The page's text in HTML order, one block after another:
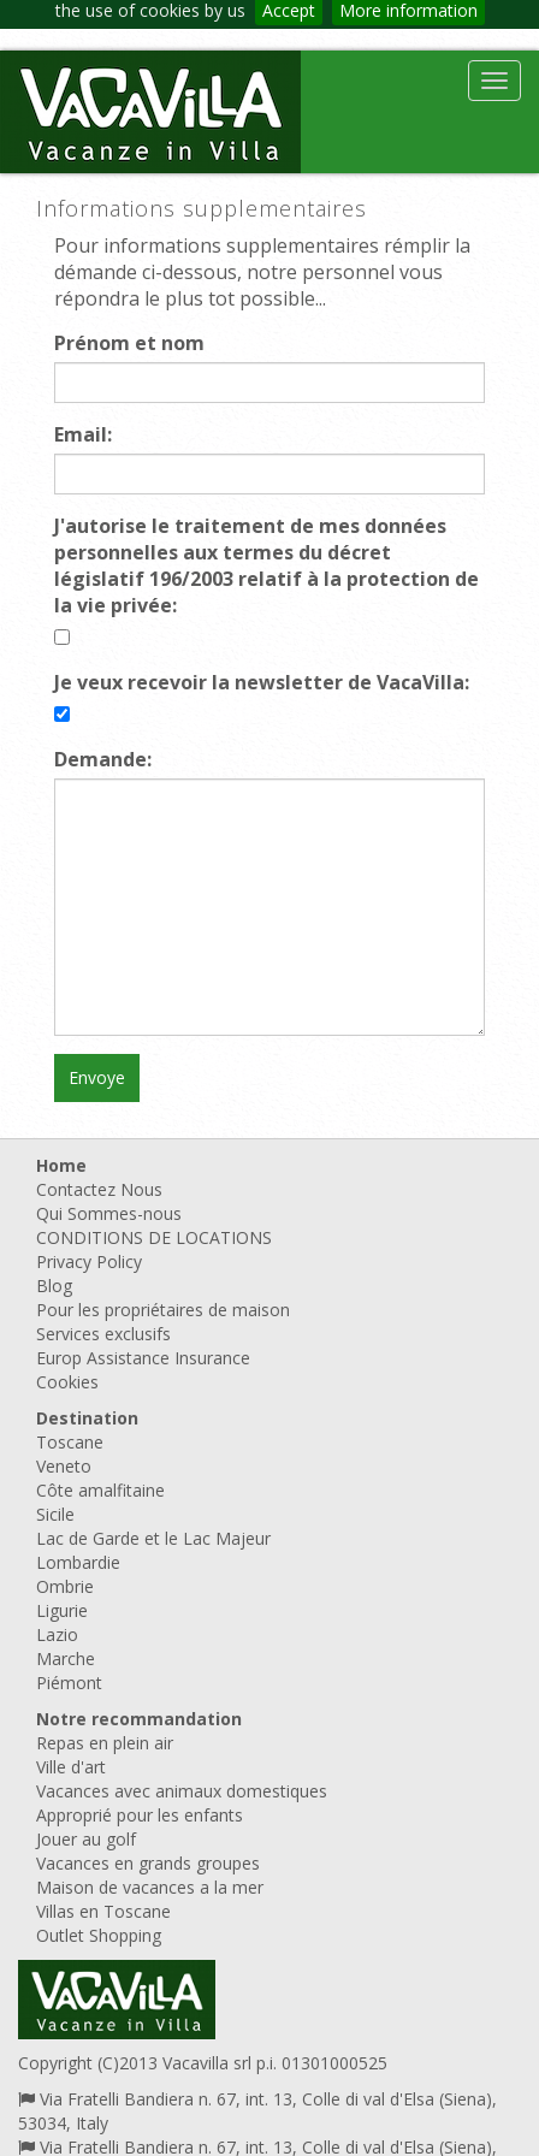
the use of cookies by us Accept More information
Informations supplementaires
Pour informations supplementaires rémplir la
démande ci-dessous, notre personnel vous
répondra le plus tot possible...
Prénom et nom
Email:
J'autorise le traitement de mes données
personnelles aux termes du décret
législatif 196/2003 relatif à la protection de
la vie privée:
Je veux recevoir la newsletter de VacaVilla:
Demande:
Home
Contactez Nous
Qui Sommes-nous
CONDITIONS DE LOCATIONS
Privacy Policy
Blog
Pour les propriétaires de maison
Services exclusifs
Europ Assistance Insurance
Cookies
Destination
Toscane
Veneto
Côte amalfitaine
Sicile
Lac de Garde et le Lac Majeur
Lombardie
Ombrie
Ligurie
Lazio
Marche
Piémont
Notre recommandation
Repas en plein air
Ville d'art
Vacances avec animaux domestiques
Approprié pour les enfants
Jouer au golf
Vacances en grands groupes
Maison de vacances a la mer
Villas en Toscane
Outlet Shopping
Copyright (C)2013 Vacavilla srl p.i. 01301000525
Via Fratelli Bandiera n. 67, int. 13, Colle di val d'Elsa (Siena),
53034, Italy
Via Fratelli Bandiera n. 67, int. 13, Colle di val d'Elsa (Siena),